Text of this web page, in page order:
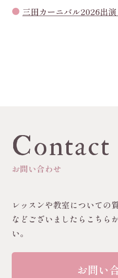
三田カーニバル2026出演
Contact
お問い合わせ
レッスンや教室についての
などございましたらこちら
い。
お問い